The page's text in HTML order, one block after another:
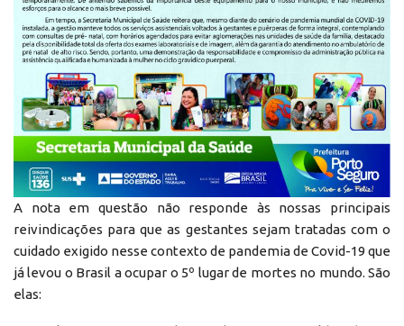
A nota em questão não responde às nossas principais
reivindicações para que as gestantes sejam tratadas com o
cuidado exigido nesse contexto de pandemia de Covid-19 que
já levou o Brasil a ocupar o 5º lugar de mortes no mundo. São
elas: